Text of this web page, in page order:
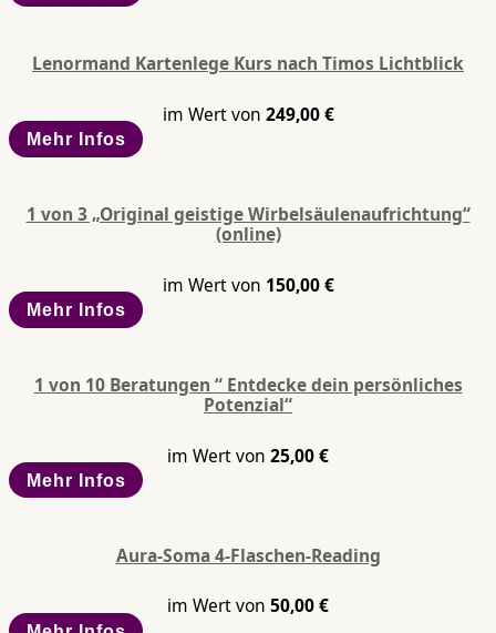
Lenormand Kartenlege Kurs nach Timos Lichtblick
im Wert von 249,00€
Mehr Infos
1 von 3 „Original geistige Wirbelsäulenaufrichtung“
(online)
im Wert von 150,00€
Mehr Infos
1 von 10 Beratungen “ Entdecke dein persönliches
Potenzial“
im Wert von 25,00€
Mehr Infos
Aura-Soma 4-Flaschen-Reading
im Wert von 50,00€